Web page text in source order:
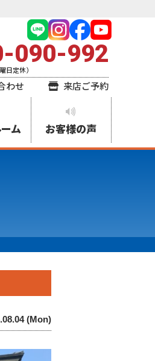
090-992
日定休）
わせ 来店ご予約
ム お客様の声
(Mon)